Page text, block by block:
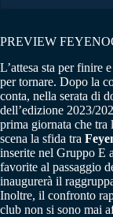
PREVIEW
L’attesa sta per finire
per tornare. Dopo la
conta, nella serata di
dell’edizione 2023/
prima giornata che tra
scena la sfida tra
inserite nel Gruppo E
favorite al passaggio
inaugurerà il
Inoltre, il confronto
club non si sono mai